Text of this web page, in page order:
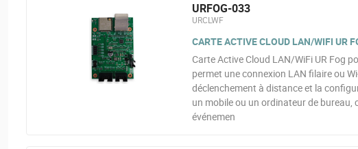
URFOG-033
URCLWF
CARTE ACTIVE CLOUD LAN/WIFI UR
Carte Active Cloud LAN/WiFi UR Fog
permet une connexion LAN filaire ou
déclenchement à distance et la
un mobile ou un ordinateur de
événemen